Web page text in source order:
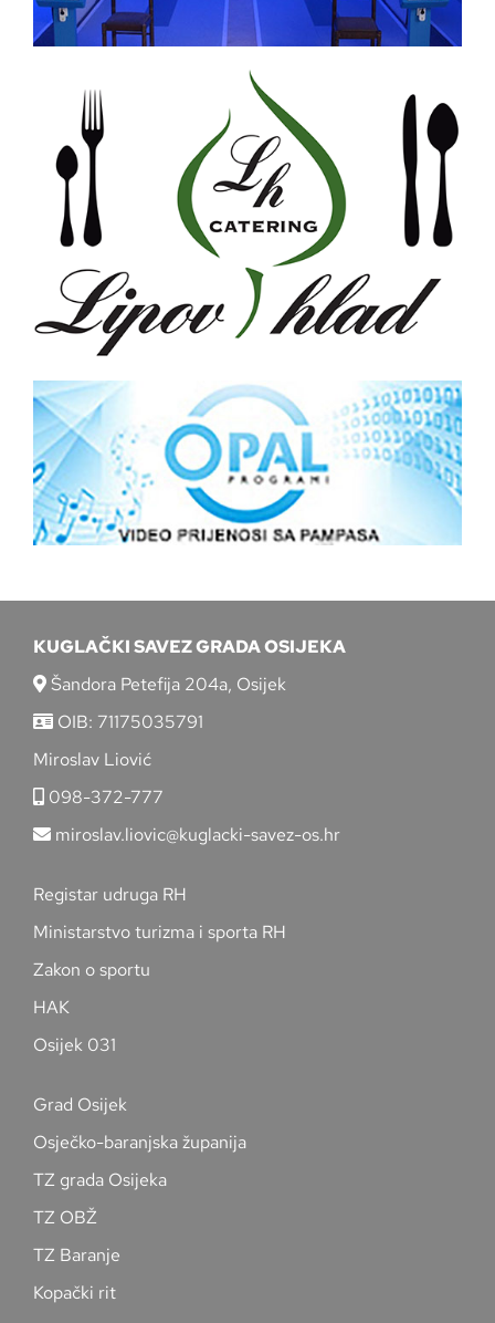
KUGLAČKI SAVEZ GRADA OSIJEKA
Šandora Petefija 204a, Osijek
OIB: 71175035791
Miroslav Liović
098-372-777
miroslav.liovic@kuglacki-savez-os.hr
Registar udruga RH
Ministarstvo turizma i sporta RH
Zakon o sportu
HAK
Osijek 031
Grad Osijek
Osječko-baranjska županija
TZ grada Osijeka
TZ OBŽ
TZ Baranje
Kopački rit